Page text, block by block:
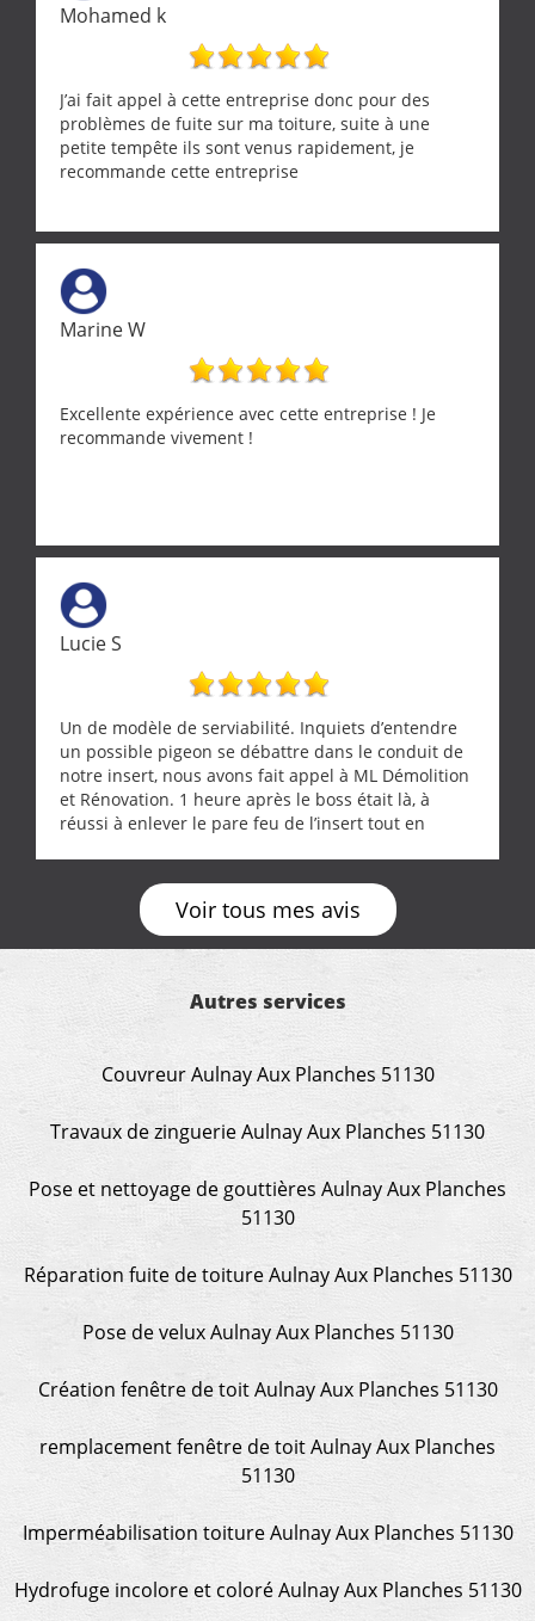
Mohamed k
J’ai fait appel à cette entreprise donc pour des
problèmes de fuite sur ma toiture, suite à une
petite tempête ils sont venus rapidement, je
recommande cette entreprise
Marine W
Excellente expérience avec cette entreprise ! Je
recommande vivement !
Lucie S
Un de modèle de serviabilité. Inquiets d’entendre
un possible pigeon se débattre dans le conduit de
notre insert, nous avons fait appel à ML Démolition
et Rénovation. 1 heure après le boss était là, à
réussi à enlever le pare feu de l’insert tout en
l’oiseau jusqu’à ce qu’il reprenne ses esprits et
puisse s’envoler. Après quoi il a procédé au
ramonage de notre insert avec dextérité et une
nombreux conseils concernant d’autres sujets. Un
entrepreneur comme on souhaite en rencontrer.
Voir tous mes avis
Autres services
Couvreur Aulnay Aux Planches 51130
Travaux de zinguerie Aulnay Aux Planches 51130
Pose et nettoyage de gouttières Aulnay Aux Planches
51130
Réparation fuite de toiture Aulnay Aux Planches 51130
Pose de velux Aulnay Aux Planches 51130
Création fenêtre de toit Aulnay Aux Planches 51130
remplacement fenêtre de toit Aulnay Aux Planches
51130
Imperméabilisation toiture Aulnay Aux Planches 51130
Hydrofuge incolore et coloré Aulnay Aux Planches 51130